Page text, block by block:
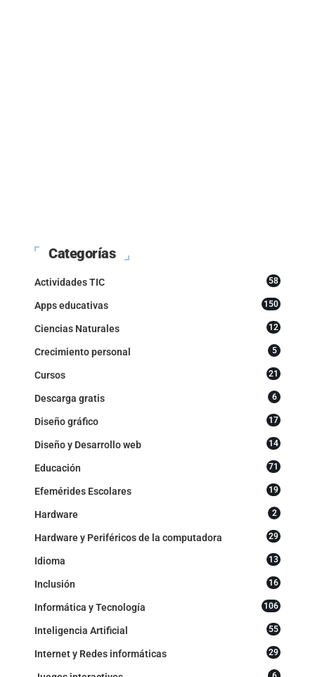
Categorías
Actividades TIC 58
Apps educativas 150
Ciencias Naturales 12
Crecimiento personal 5
Cursos 21
Descarga gratis 6
Diseño gráfico 17
Diseño y Desarrollo web 14
Educación 71
Efemérides Escolares 19
Hardware 2
Hardware y Periféricos de la computadora 29
Idioma 13
Inclusión 16
Informática y Tecnología 106
Inteligencia Artificial 55
Internet y Redes informáticas 29